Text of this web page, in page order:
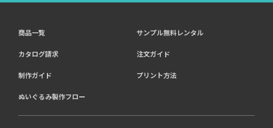
商品一覧 サンプル無料レンタル
カタログ請求 注文ガイド
制作ガイド プリント方法
ぬいぐるみ製作フロー